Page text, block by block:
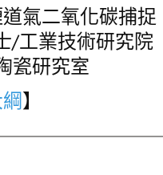
氣二氧化碳捕捉
/工業技術研究院
瓷研究室
】